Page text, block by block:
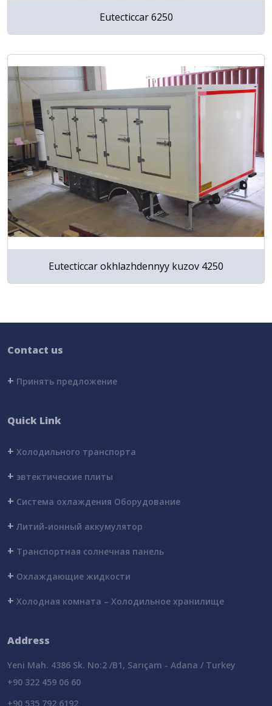
Eutecticcar 6250
Eutecticcar okhlazhdennyy kuzov 4250
Contact us
+ Принять предложение
Quick Link
+ Холодильного транспорта
+ эвтектические плиты
+ Система охлаждения Оборудование
+ Литий-ионный аккумулятор
+ Транспортная солнечная панель
+ Охлаждающие жидкости
+ Холодная комната – Холодильное хранилище
Address
Yeni Mah. 4386 Sk. No:2 /B1, Sarıçam - Adana / Turkey
+90 322 459 06 60
+90 535 792 6192